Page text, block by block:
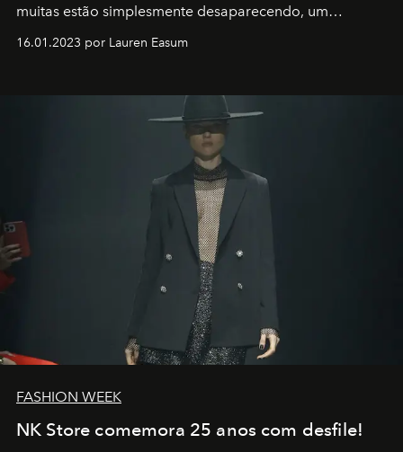
muitas estão simplesmente desaparecendo, um
transportador AMTD abrindo caminho para muitos
por propósitos, com um claro senso de missão na vida e
16.01.2023 por Lauren Easum
FASHION WEEK
NK Store comemora 25 anos com desfile!